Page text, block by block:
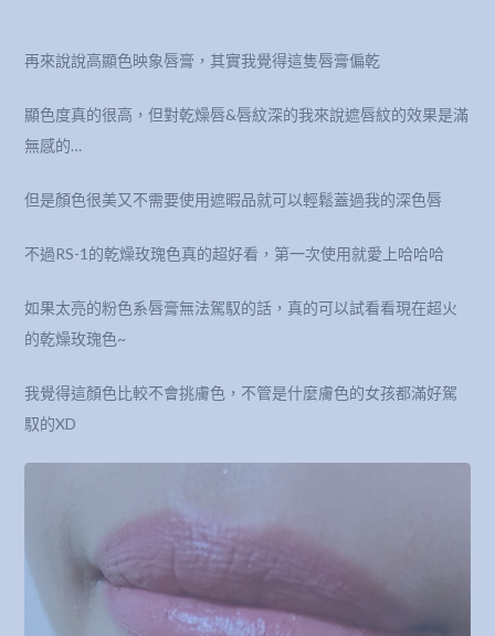
再來說說高顯色映象唇膏，其實我覺得這隻唇膏偏乾
顯色度真的很高，但對乾燥唇&唇紋深的我來說遮唇紋的效果是滿
無感的…
但是顏色很美又不需要使用遮暇品就可以輕鬆蓋過我的深色唇
不過RS-1的乾燥玫瑰色真的超好看，第一次使用就愛上哈哈哈
如果太亮的粉色系唇膏無法駕馭的話，真的可以試看看現在超火
的乾燥玫瑰色~
我覺得這顏色比較不會挑膚色，不管是什麼膚色的女孩都滿好駕
馭的XD